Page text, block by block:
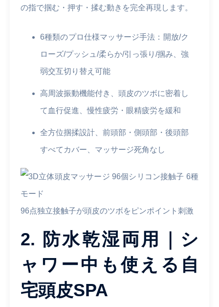
の指で掴む・押す・揉む動きを完全再現します。
6種類のプロ仕様マッサージ手法：開放/ク
ローズ/プッシュ/柔らか/引っ張り/掴み、強
弱交互切り替え可能
高周波振動機能付き、頭皮のツボに密着し
て血行促進、慢性疲労・眼精疲労を緩和
全方位掴揉設計、前頭部・側頭部・後頭部
すべてカバー、マッサージ死角なし
96点独立接触子が頭皮のツボをピンポイント刺激
2. 防水乾湿両用｜シ
ャワー中も使える自
宅頭皮SPA